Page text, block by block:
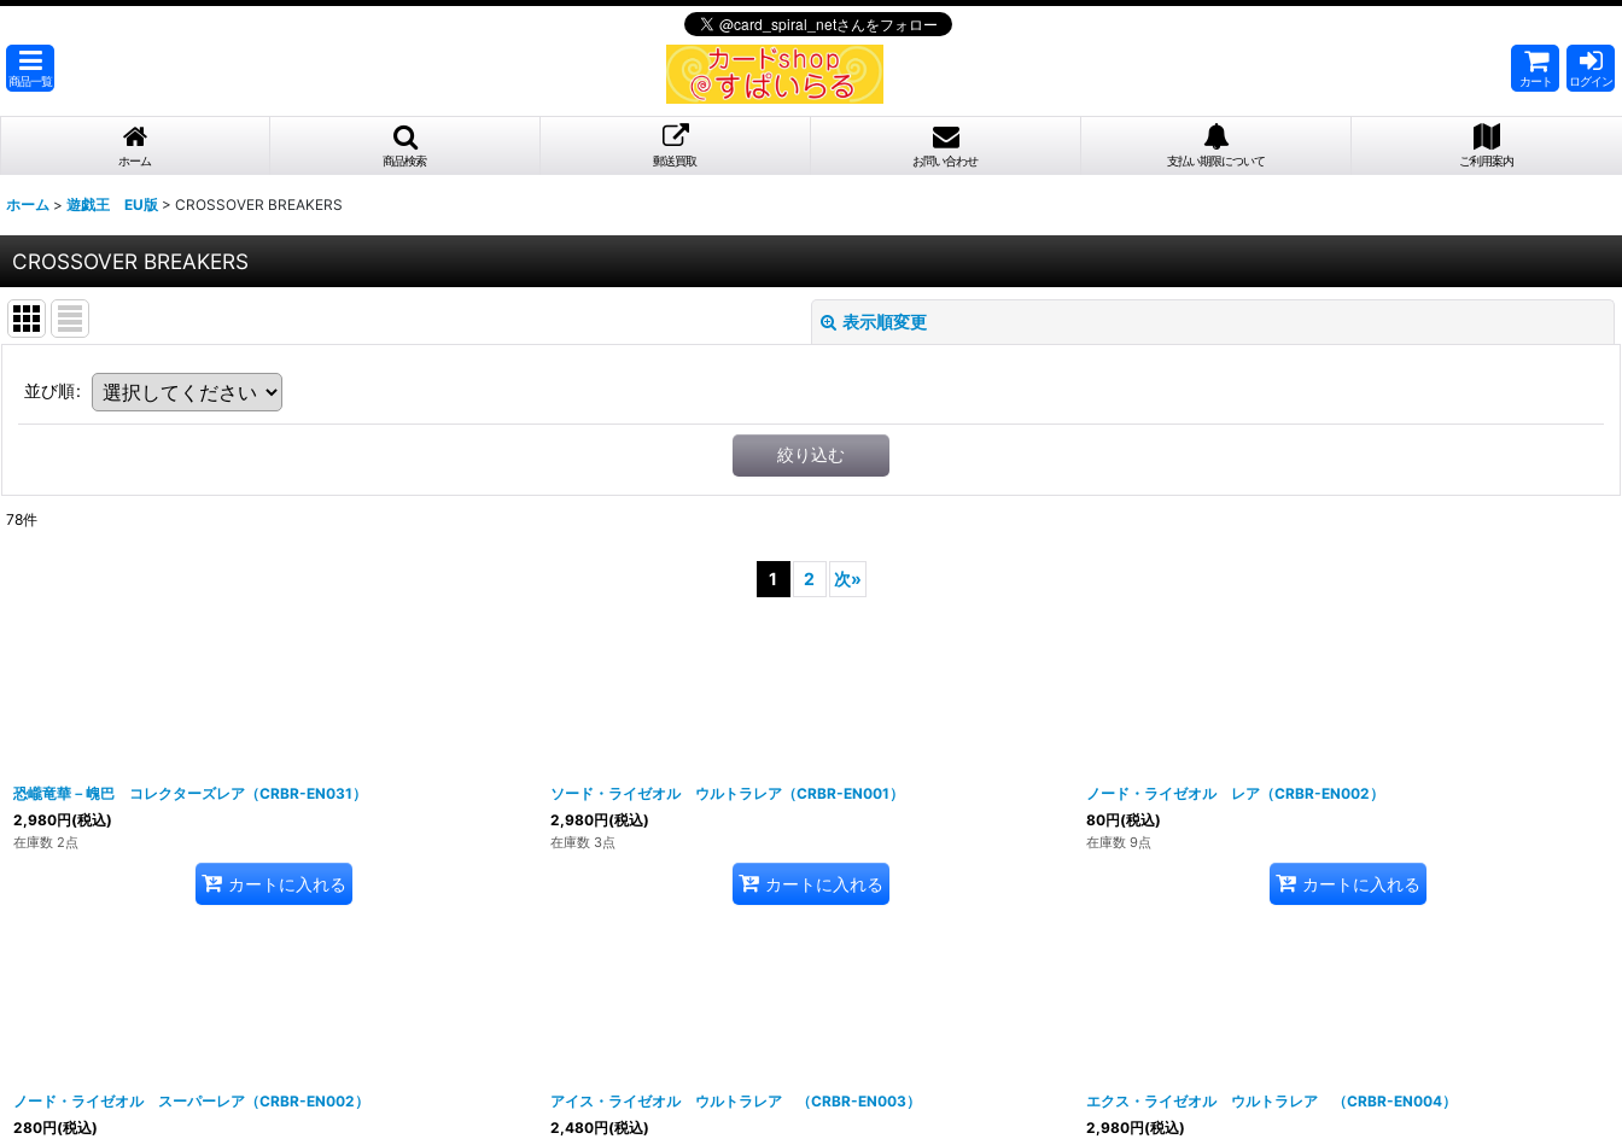
商品一覧 カート ログイン
ホーム 商品検索 郵送買取 お問い合わせ 支払い期限について ご利用案内
ホーム > 遊戯王 EU版 > CROSSOVER BREAKERS
CROSSOVER BREAKERS
表示順変更
並び順:
絞り込む
78件
1 2 次»
恐巄竜華－㟴巴 コレクターズレア（CRBR-EN031）
2,980円(税込)
在庫数 2点
カートに入れる
ソード・ライゼオル ウルトラレア（CRBR-EN001）
2,980円(税込)
在庫数 3点
カートに入れる
ノード・ライゼオル レア（CRBR-EN002）
80円(税込)
在庫数 9点
カートに入れる
ノード・ライゼオル スーパーレア（CRBR-EN002）
280円(税込)
アイス・ライゼオル ウルトラレア （CRBR-EN003）
2,480円(税込)
エクス・ライゼオル ウルトラレア （CRBR-EN004）
2,980円(税込)